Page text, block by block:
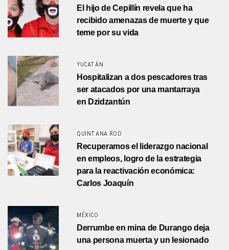
El hijo de Cepillín revela que ha
recibido amenazas de muerte y que
teme por su vida
YUCATÁN
Hospitalizan a dos pescadores tras
ser atacados por una mantarraya
en Dzidzantún
QUINTANA ROO
Recuperamos el liderazgo nacional
en empleos, logro de la estrategia
para la reactivación económica:
Carlos Joaquín
MÉXICO
Derrumbe en mina de Durango deja
una persona muerta y un lesionado